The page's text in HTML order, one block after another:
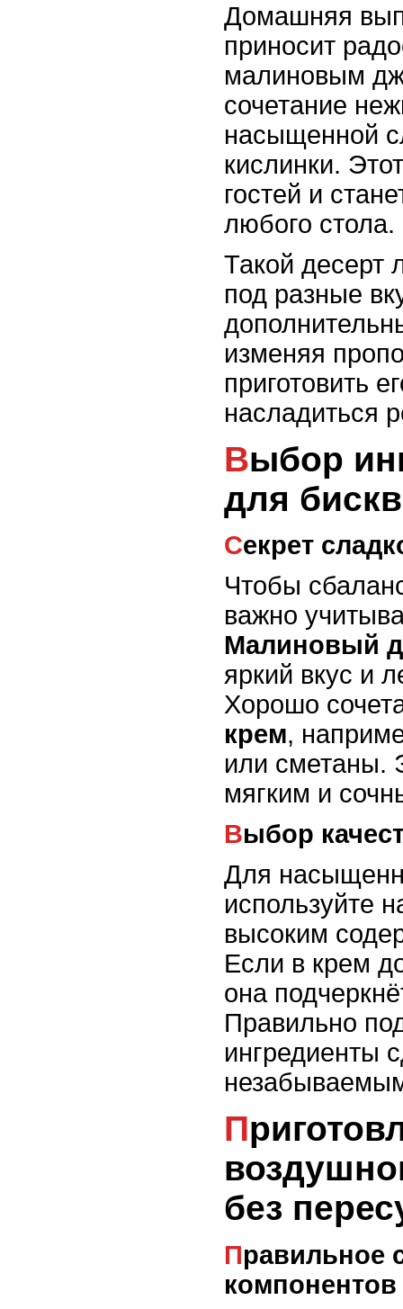
Домашняя
приносит
малиновым
сочетание
насыщенной
кислинки.
гостей и
любого стола.
Такой десерт
под разные
изменяя
приготовить
насладиться
Выбор ингредиентов
для
Секрет
Чтобы
важно
Малиновый
яркий вкус и
Хорошо
крем,
или сметаны.
мягким и
Выбор
Для
используйте
высоким
Если в крем
она
Правильно
ингредиенты
Приготовление
без
Правильное смешивание
компонентов